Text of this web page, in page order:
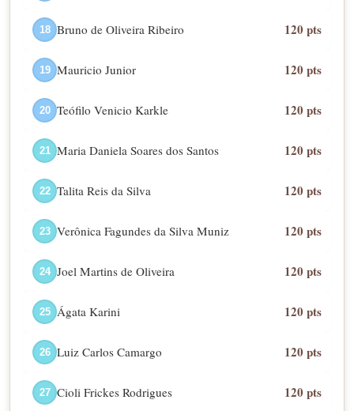
18 Bruno de Oliveira Ribeiro 120 pts
19 Mauricio Junior 120 pts
20 Teófilo Venicio Karkle 120 pts
21 Maria Daniela Soares dos Santos 120 pts
22 Talita Reis da Silva 120 pts
23 Verônica Fagundes da Silva Muniz 120 pts
24 Joel Martins de Oliveira 120 pts
25 Ágata Karini 120 pts
26 Luiz Carlos Camargo 120 pts
27 Cioli Frickes Rodrigues 120 pts